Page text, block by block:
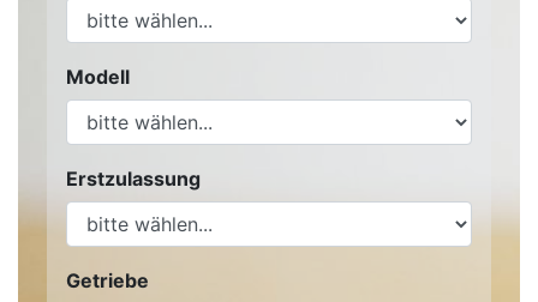
Modell
Erstzulassung
Getriebe